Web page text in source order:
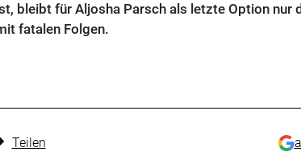
bleibt für Aljosha Parsch als letzte Option nur
fatalen Folgen.
Teilen